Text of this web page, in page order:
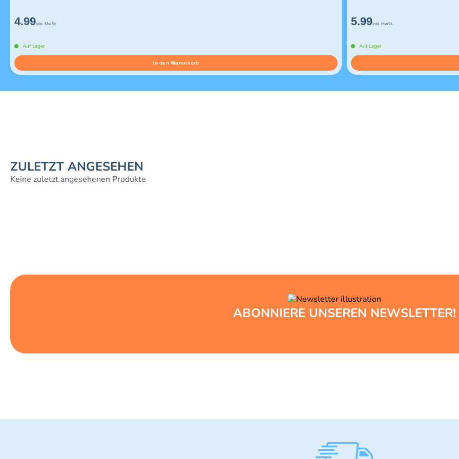
4.99inkl. MwSt.
Auf Lager
In den Warenkorb
5.99inkl. MwSt.
Auf Lager
ZULETZT ANGESEHEN
Keine zuletzt angesehenen Produkte
ABONNIERE UNSEREN NEWSLETTER!